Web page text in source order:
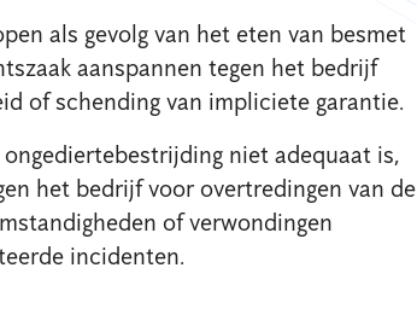
als gevolg van het eten van besmet
aanspannen tegen het bedrijf
of schending van impliciete garantie.
niet adequaat is,
het bedrijf voor overtredingen van de
of verwondingen
incidenten.